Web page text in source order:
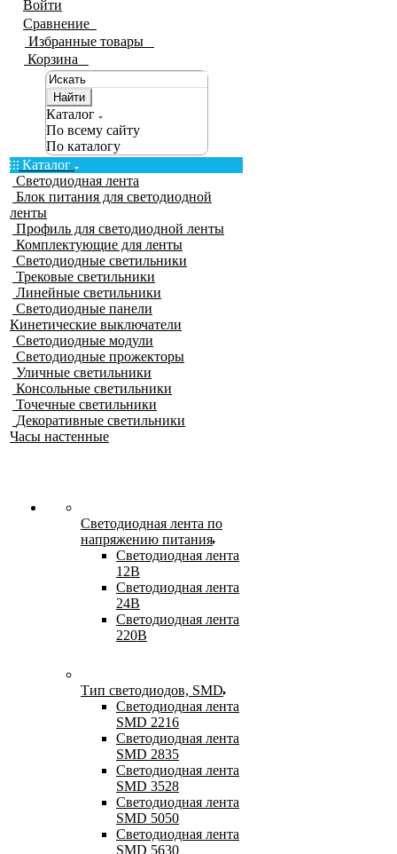
Войти
Сравнение
Избранные товары
Корзина
Найти
Каталог
По всему сайту
По каталогу
Каталог
Светодиодная лента
Блок питания для светодиодной
ленты
Профиль для светодиодной ленты
Комплектующие для ленты
Светодиодные светильники
Трековые светильники
Линейные светильники
Светодиодные панели
Кинетические выключатели
Светодиодные модули
Светодиодные прожекторы
Уличные светильники
Консольные светильники
Точечные светильники
Декоративные светильники
Часы настенные
Светодиодная лента по
напряжению питания
Светодиодная лента
12В
Светодиодная лента
24В
Светодиодная лента
220В
Тип светодиодов, SMD
Cветодиодная лента
SMD 2216
Светодиодная лента
SMD 2835
Светодиодная лента
SMD 3528
Светодиодная лента
SMD 5050
Светодиодная лента
SMD 5630